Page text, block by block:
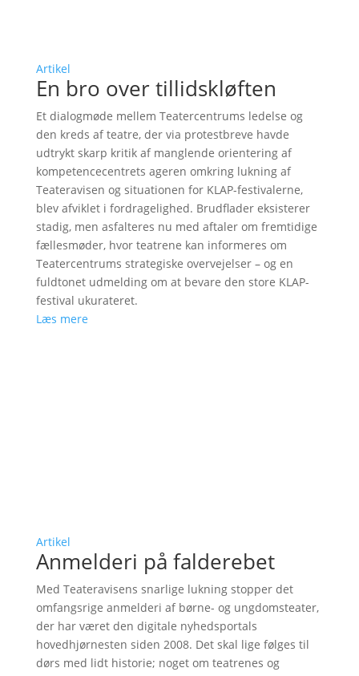
Artikel
En bro over tillidskløften
Et dialogmøde mellem Teatercentrums ledelse og
den kreds af teatre, der via protestbreve havde
udtrykt skarp kritik af manglende orientering af
kompetencecentrets ageren omkring lukning af
Teateravisen og situationen for KLAP-festivalerne,
blev afviklet i fordragelighed. Brudflader eksisterer
stadig, men asfalteres nu med aftaler om fremtidige
fællesmøder, hvor teatrene kan informeres om
Teatercentrums strategiske overvejelser – og en
fuldtonet udmelding om at bevare den store KLAP-
festival ukurateret.
Læs mere
Artikel
Anmelderi på falderebet
Med Teateravisens snarlige lukning stopper det
omfangsrige anmelderi af børne- og ungdomsteater,
der har været den digitale nyhedsportals
hovedhjørnesten siden 2008. Det skal lige følges til
dørs med lidt historie; noget om teatrenes og